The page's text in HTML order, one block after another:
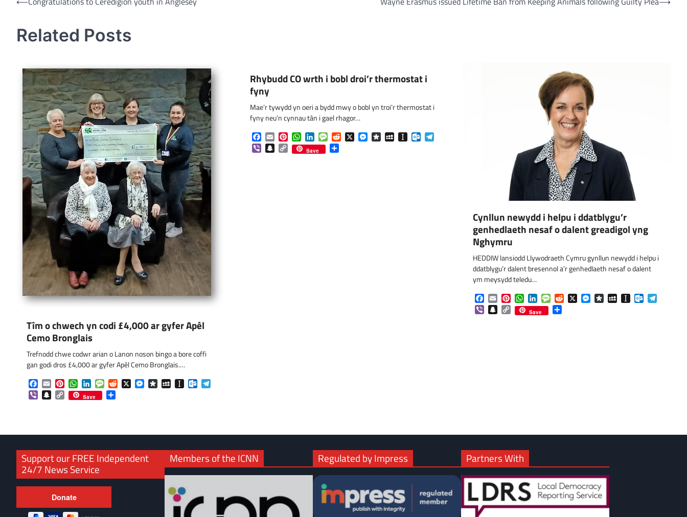
Related Posts
Tîm o chwech yn codi £4,000 ar gyfer Apêl
Cemo Bronglais
Trefnodd chwe codwr arian o Lanon noson bingo a bore coffi
gan godi dros £4,000 ar gyfer Apêl Cemo Bronglais.…
Facebook
EmailPinterestWhatsApp
LinkedInMessageReddit
X Messenger
DiasporaMySpaceInstapaperOutlook.com
ViberSnapchat
Copy
Link
Save
Rhybudd CO wrth i bobl droi’r thermostat i
fyny
Mae’r tywydd yn oeri a bydd mwy o bobl yn troi’r thermostat i
fyny neu’n cynnau tân i gael rhagor…
Facebook
EmailPinterest
WhatsApp
LinkedInMessage
Reddit
X Messenger
DiasporaMySpace
Instapaper
Outlook.com
Telegram
ViberSnapchat
Copy
Link
Save Share
Cynllun newydd i helpu i ddatblygu’r
genhedlaeth nesaf o dalent greadigol yng
Nghymru
HEDDIW lansiodd Llywodraeth Cymru gynllun newydd i helpu i
ddatblygu’r dalent bresennol a’r genhedlaeth nesaf o dalent
ym meysydd teledu…
Facebook
EmailPinterestWhatsApp
LinkedInMessageReddit
X Messenger
DiasporaMySpaceInstapaperOutlook.com
ViberSnapchat
Copy
Link
Save
Support our FREE Independent
24/7 News Service
Members of the ICNN Regulated by Impress Partners With